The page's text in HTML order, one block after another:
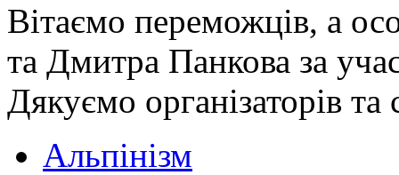
Вітаємо переможців, а
та Дмитра Панкова за
Дякуємо організаторів
Альпінізм